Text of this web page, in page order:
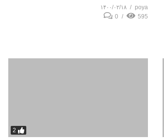
poya
۱۴۰۰/۰۲/۱۸
595
0
2